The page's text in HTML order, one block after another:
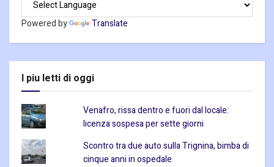
Powered by Translate
I piu letti di oggi
Venafro, rissa dentro e fuori dal locale:
licenza sospesa per sette giorni
Scontro tra due auto sulla Trignina, bimba di
cinque anni in ospedale